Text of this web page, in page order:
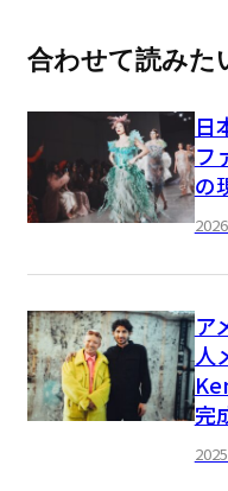
合わせて読みた
日
フ
の
ア
人
完